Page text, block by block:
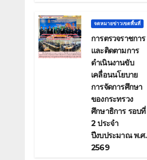
จดหมายข่าวเขตพื้นที่
การตรวจราชการ
และติดตามการ
ดำเนินงานขับ
เคลื่อนนโยบาย
การจัดการศึกษา
ของกระทรวง
ศึกษาธิการ รอบที่
2 ประจำ
ปีงบประมาณ พ.ศ.
2569